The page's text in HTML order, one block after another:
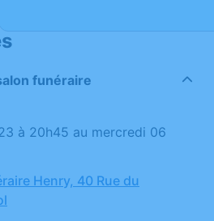
funéraire
Henry, 40 Rue du